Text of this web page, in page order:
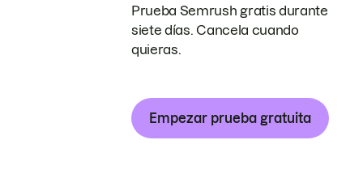
Prueba Semrush gratis durante
siete días. Cancela cuando
quieras.
Empezar prueba gratuita